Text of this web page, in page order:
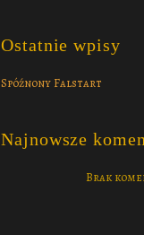
Ostatnie wpisy
Spóźnony Falstart
Najnowsze
Brak